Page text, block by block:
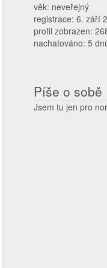
věk: neveřejný
registrace: 6. září
profil zobrazen:
nachatováno: 5
Píše o sobě
Jsem tu jen pro